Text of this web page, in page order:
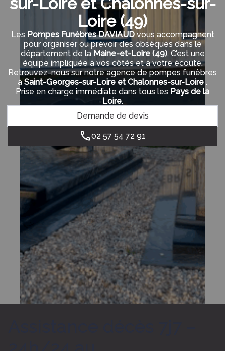
Loire (49)
Les Pompes Funèbres DAVIAUD vous accompagnent
pour organiser ou prévoir des obsèques dans le
département de la Maine-et-Loire (49). C’est une
équipe impliquée à vos côtés et à votre écoute.
Retrouvez-nous sur notre agence de pompes funèbres
à Saint-Georges-sur-Loire et Chalonnes-sur-Loire .
Prise en charge immédiate dans tous les Pays de la
Loire.
Demande de devis
02 57 54 72 91